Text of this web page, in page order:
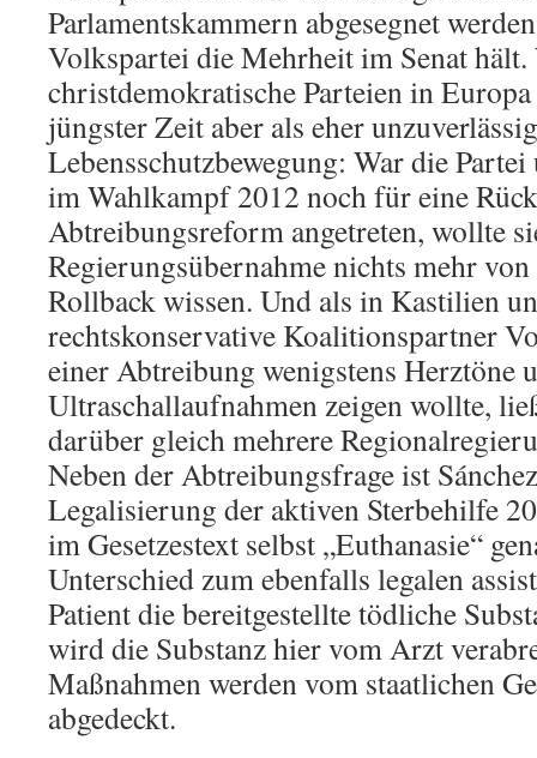
Parlamentskammern abgesegnet
Volkspartei die Mehrheit im Senat hält.
christdemokratische Parteien in
jüngster Zeit aber als eher
Lebensschutzbewegung: War die
im Wahlkampf 2012 noch für eine
Abtreibungsreform angetreten, wollte
Regierungsübernahme nichts mehr
Rollback wissen. Und als in Kastilien
rechtskonservative Koalitionspartner
einer Abtreibung wenigstens Herztöne
Ultraschallaufnahmen zeigen wollte,
darüber gleich mehrere
Neben der Abtreibungsfrage ist
Legalisierung der aktiven Sterbehilfe
im Gesetzestext selbst „Euthanasie“
Unterschied zum ebenfalls legalen
Patient die bereitgestellte tödliche
wird die Substanz hier vom Arzt
Maßnahmen werden vom staatlichen
abgedeckt.